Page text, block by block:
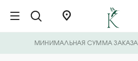
МИНИМАЛЬНАЯ СУММА ЗАКАЗА